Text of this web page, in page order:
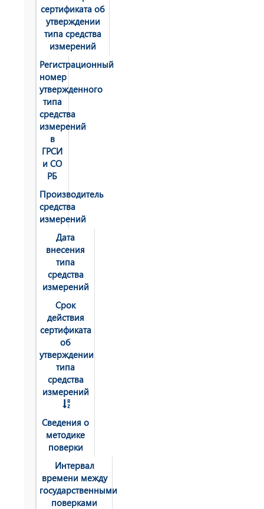
сертификата об
утверждении
типа средства
измерений
Регистрационный
номер
утвержденного
типа
средства
измерений
в
ГРСИ
и СО
РБ
Производитель
средства
измерений
Дата
внесения
типа
средства
измерений
Срок
действия
сертификата
об
утверждении
типа
средства
измерений
Сведения о
методике
поверки
Интервал
времени между
государственными
поверками